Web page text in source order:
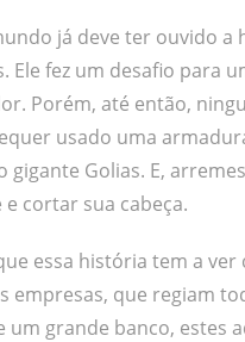
já deve ter ouvido a
Ele fez um desafio para
Porém, até então,
usado uma
gigante Golias. E,
e cortar sua cabeça.
essa história tem a ver
empresas, que regiam
um grande banco, estes